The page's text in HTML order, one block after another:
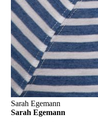
Sarah Egemann
Sarah Egemann